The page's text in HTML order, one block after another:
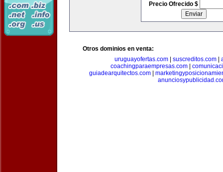
Precio Ofrecido $
Otros dominios en venta:
uruguayofertas.com| suscreditos.com|
coachingparaempresas.com|
guiadearquitectos.com